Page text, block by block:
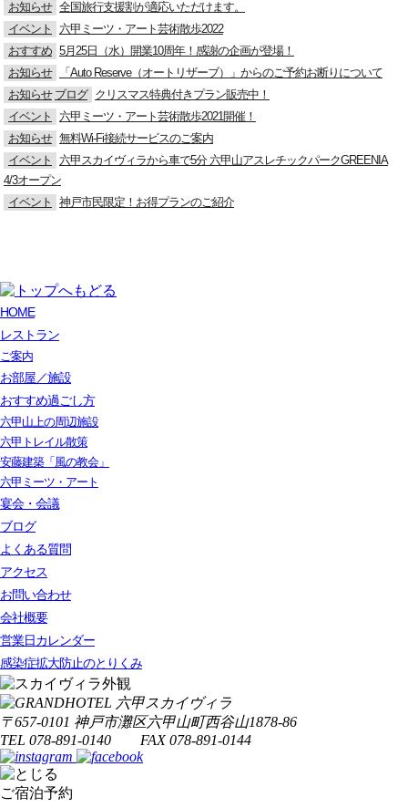
お知らせ 全国旅行支援割が適応いただけます。
イベント
六甲ミーツ・アート芸術散歩2022
おすすめ 5月25日（水）開業10周年！感謝の企画が登場！
お知らせ
「Auto Reserve（オートリザーブ）」からのご予約お断りについて
お知らせ ブログ
クリスマス特典付きプラン販売中！
イベント
六甲ミーツ・アート芸術散歩2021開催！
お知らせ 無料Wi-Fi接続サービスのご案内
イベント
六甲スカイヴィラから車で5分 六甲山アスレチックパークGREENIA
4/3オープン
イベント
神戸市民限定！お得プランのご紹介
HOME
レストラン
ご案内
お部屋／施設
おすすめ過ごし方
六甲山上の周辺施設
六甲トレイル散策
安藤建築「風の教会」
六甲ミーツ・アート
宴会・会議
ブログ
よくある質問
アクセス
お問い合わせ
会社概要
営業日カレンダー
感染症拡大防止のとりくみ
〒657-0101 神戸市灘区六甲山町西谷山1878-86
TEL 078-891-0140 FAX 078-891-0144
ご宿泊予約